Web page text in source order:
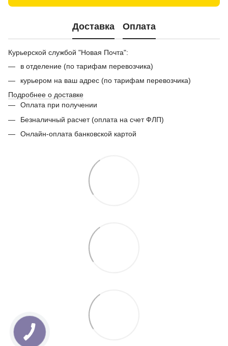
Доставка Оплата
Курьерской службой "Новая Почта":
в отделение (по тарифам перевозчика)
курьером на ваш адрес (по тарифам перевозчика)
Подробнее о доставке
Оплата при получении
Безналичный расчет (оплата на счет ФЛП)
Онлайн-оплата банковской картой